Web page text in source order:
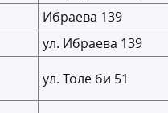
Ибраева 139
ул. Ибраева 139
ул. Толе би 51